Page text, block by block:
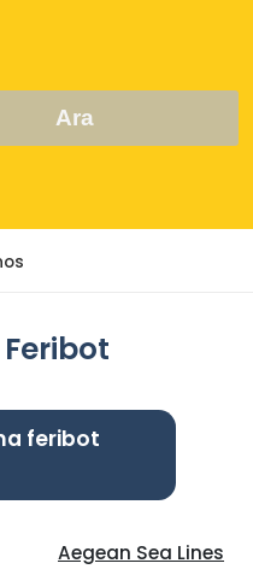
Ara
feribot
Aegean Sea Lines